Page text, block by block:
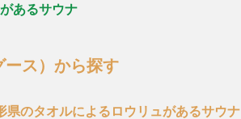
あるサウナ
ース）から探す
県のタオルによるロウリュがあるサウナ